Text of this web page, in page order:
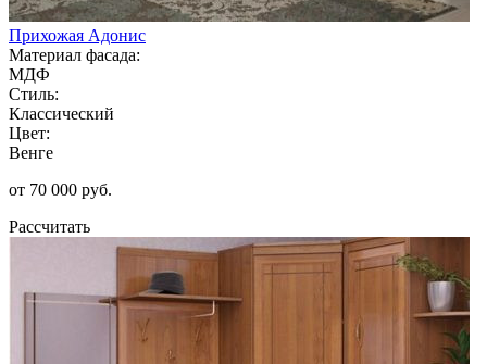
Прихожая Адонис
Материал фасада:
МДФ
Стиль:
Классический
Цвет:
Венге
от 70 000 руб.
Рассчитать